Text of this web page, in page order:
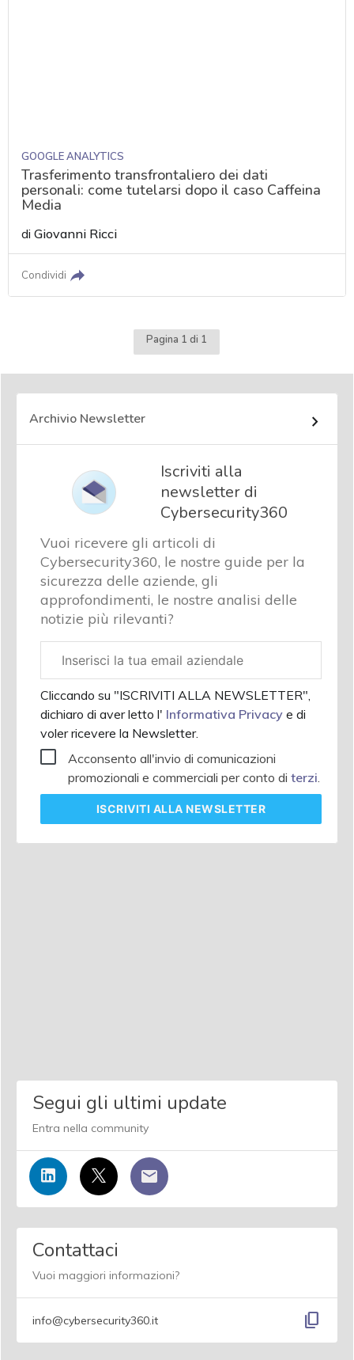
GOOGLE ANALYTICS
Trasferimento transfrontaliero dei dati
personali: come tutelarsi dopo il caso Caffeina
Media
diGiovanni Ricci
Condividi
Pagina 1 di 1
Archivio Newsletter
Iscriviti alla
newsletter di
Cybersecurity360
Vuoi ricevere gli articoli di
Cybersecurity360, le nostre guide per la
sicurezza delle aziende, gli
approfondimenti, le nostre analisi delle
notizie più rilevanti?
aziendale
Cliccando su "ISCRIVITI ALLA NEWSLETTER",
dichiaro di aver letto l' Informativa Privacy e di
voler ricevere la Newsletter.
Acconsento all'invio di comunicazioni
promozionali e commerciali per conto di terzi.
ISCRIVITI ALLA NEWSLETTER
Segui gli ultimi update
Entra nella community
Contattaci
Vuoi maggiori informazioni?
info@cybersecurity360.it content_copy